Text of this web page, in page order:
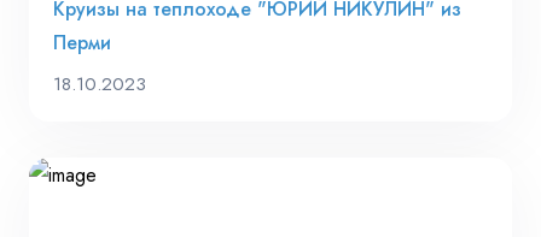
Круизы на теплоходе "ЮРИЙ НИКУЛИН" из
Перми
18.10.2023